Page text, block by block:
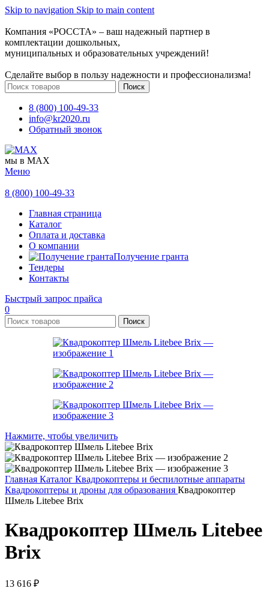
Skip to navigation Skip to main content
Компания «РОССТА» – ваш надежный партнер в
комплектации дошкольных,
муниципальных и образовательных учреждений!
Сделайте выбор в пользу надежности и профессионализма!
Поиск
8 (800) 100-49-33
info@kr2020.ru
Обратный звонок
мы в MAX
Меню
8 (800) 100-49-33
Главная страница
Каталог
Оплата и доставка
О компании
Получение гранта
Тендеры
Контакты
Быстрый запрос прайса
0
Поиск
Нажмите, чтобы увеличить
Главная Каталог Квадрокоптеры и беспилотные аппараты
Квадрокоптеры и дроны для образования Квадрокоптер
Шмель Litebee Brix
Квадрокоптер Шмель Litebee
Brix
13 616 ₽